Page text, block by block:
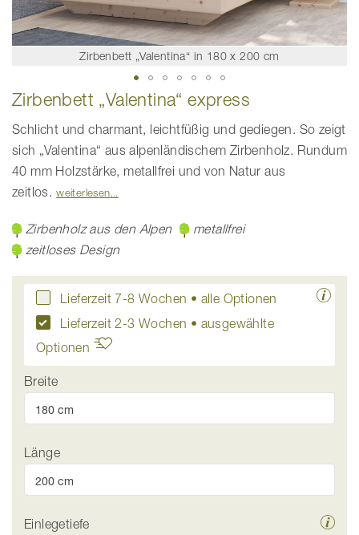
Zirbenbett „Valentina“ in 180 x 200 cm
Zum
Anfang
Bildgalerie
Zirbenbett „Valentina“ express
Schlicht und charmant, leichtfüßig und gediegen. So zeigt
sich „Valentina“ aus alpenländischem Zirbenholz. Rundum
40 mm Holzstärke, metallfrei und von Natur aus
zeitlos. weiterlesen
Zirbenholz aus den Alpen
metallfrei
zeitloses Design
Lieferzeit 7-8 Wochen • alle Optionen
Lieferzeit 2-3 Wochen • ausgewählte
Optionen
Breite
Länge
Einlegetiefe